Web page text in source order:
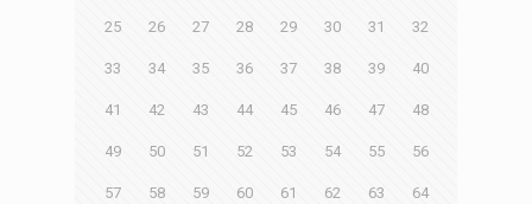
25 26 27 28 29 30 31 32
33 34 35 36 37 38 39 40
41 42 43 44 45 46 47 48
49 50 51 52 53 54 55 56
57 58 59 60 61 62 63 64